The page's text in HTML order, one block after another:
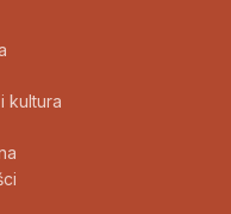
kultura